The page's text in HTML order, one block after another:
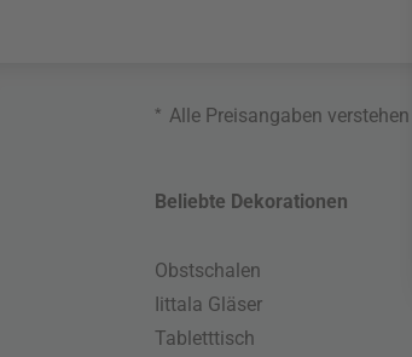
* Alle Preisangaben
Beliebte Dekorationen
Obstschalen
Iittala Gläser
Tabletttisch